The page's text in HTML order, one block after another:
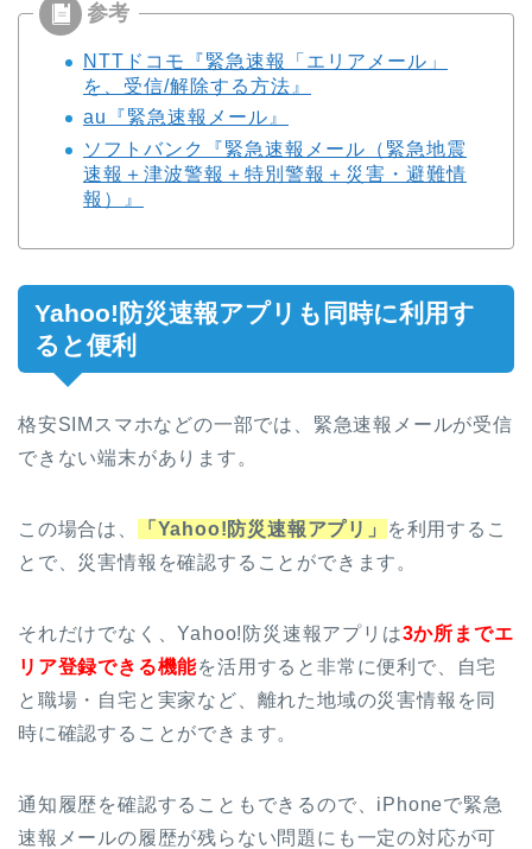
NTTドコモ『緊急速報「エリアメール」
を、受信/解除する方法』
au『緊急速報メール』
ソフトバンク『緊急速報メール（緊急地震
速報＋津波警報＋特別警報＋災害・避難情
報）』
Yahoo!防災速報アプリも同時に利用す
ると便利
格安SIMスマホなどの一部では、緊急速報メールが受信
できない端末があります。
この場合は、 「Yahoo!防災速報アプリ」
を利用するこ
とで、災害情報を確認することができます。
それだけでなく、Yahoo!防災速報アプリは3か所までエ
リア登録できる機能を活用すると非常に便利で、自宅
と職場・自宅と実家など、離れた地域の災害情報を同
時に確認することができます。
通知履歴を確認することもできるので、iPhoneで緊急
速報メールの履歴が残らない問題にも一定の対応が可